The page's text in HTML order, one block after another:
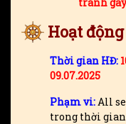
Hoạt
Thời gian HĐ:
09.07.2025
Phạm vi:All
trong thời